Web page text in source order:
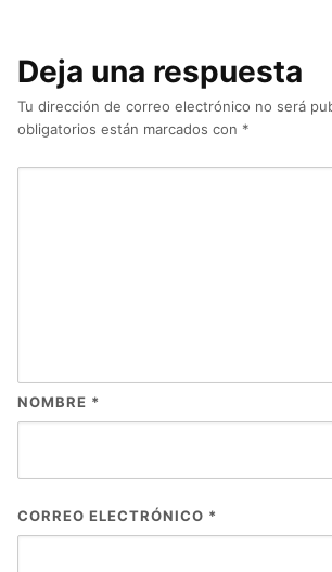
Deja una respuesta
Tu dirección de correo electrónico no será
obligatorios están marcados con *
NOMBRE *
CORREO ELECTRÓNICO *